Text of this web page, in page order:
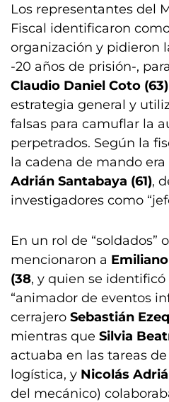
Los representantes del
Fiscal identificaron
organización y pidieron
-20 años de prisión-,
Claudio Daniel Coto (63)
estrategia general y
falsas para camuflar la
perpetrados. Según la
la cadena de mando
Adrián Santabaya (61),
investigadores como
En un rol de “soldados”
mencionaron a
(38, y quien se
“animador de eventos
cerrajero Sebastián
mientras que Silvia
actuaba en las tareas
logística, y Nicolás
del mecánico)